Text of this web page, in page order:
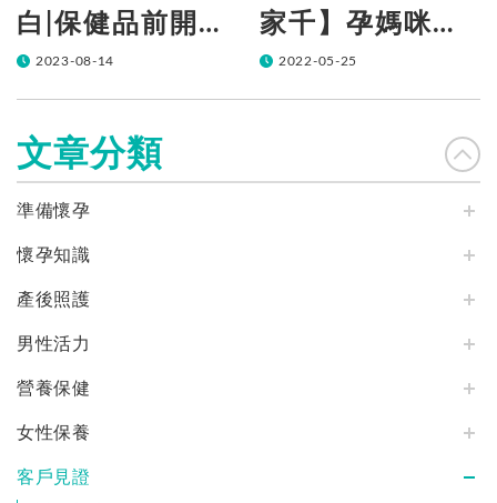
白|保健品前開發
營養師推薦愛自
己，慎選保健品
牌的大家
2023-08-14
家千】孕媽咪的
營養放心交給｜
活力媽媽孕哺維
他命、藻油、鈣
鎂鋅
2022-05-25
文章分類
準備懷孕
懷孕知識
產後照護
男性活力
營養保健
女性保養
客戶見證